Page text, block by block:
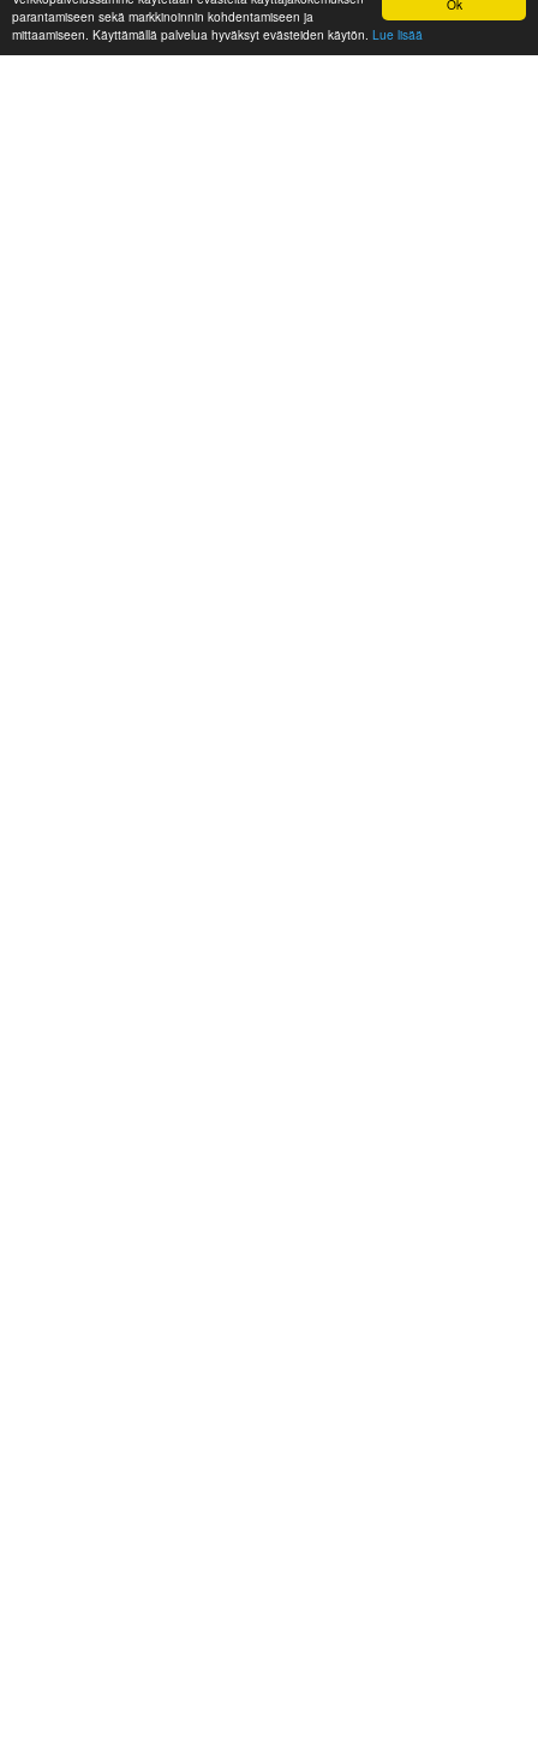
Ok
parantamiseen sekä markkinoinnin kohdentamiseen ja
mittaamiseen. Käyttämällä palvelua hyväksyt evästeiden käytön. Lue lisää